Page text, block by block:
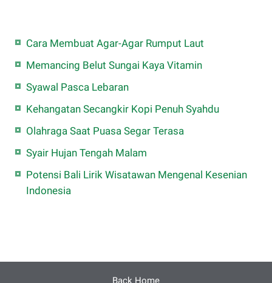
Cara Membuat Agar-Agar Rumput Laut
Memancing Belut Sungai Kaya Vitamin
Syawal Pasca Lebaran
Kehangatan Secangkir Kopi Penuh Syahdu
Olahraga Saat Puasa Segar Terasa
Syair Hujan Tengah Malam
Potensi Bali Lirik Wisatawan Mengenal Kesenian
Indonesia
Back Home